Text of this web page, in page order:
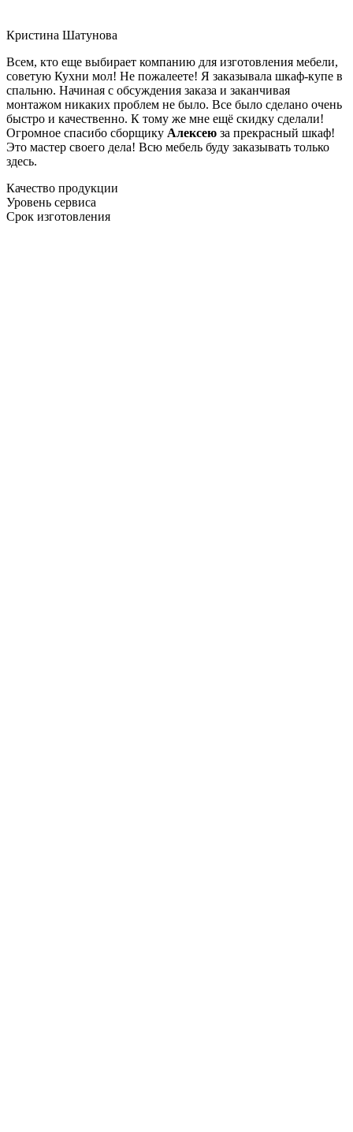
Кристина Шатунова
Всем, кто еще выбирает компанию для изготовления мебели,
советую Кухни мол! Не пожалеете! Я заказывала шкаф-купе в
спальню. Начиная с обсуждения заказа и заканчивая
монтажом никаких проблем не было. Все было сделано очень
быстро и качественно. К тому же мне ещё скидку сделали!
Огромное спасибо сборщику Алексею за прекрасный шкаф!
Это мастер своего дела! Всю мебель буду заказывать только
здесь.
Качество продукции
Уровень сервиса
Срок изготовления